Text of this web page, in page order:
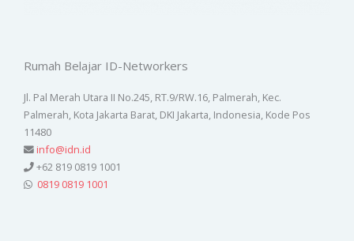
Rumah Belajar ID-Networkers
Jl. Pal Merah Utara II No.245, RT.9/RW.16, Palmerah, Kec.
Palmerah, Kota Jakarta Barat, DKI Jakarta, Indonesia, Kode Pos
11480
info@idn.id
+62 819 0819 1001
0819 0819 1001